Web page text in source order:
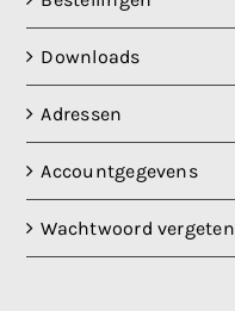
Downloads
Adressen
Accountgegevens
Wachtwoord vergeten